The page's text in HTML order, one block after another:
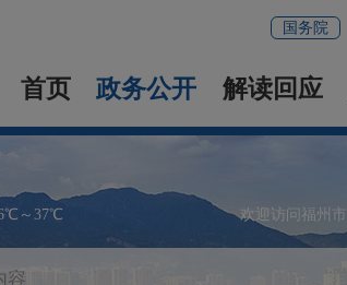
国务院
首页 政务公开 解读回应
～37℃ 欢迎访问福州